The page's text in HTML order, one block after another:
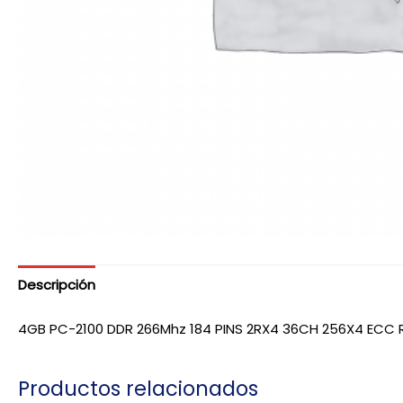
Descripción
4GB PC-2100 DDR 266Mhz 184 PINS 2RX4 36CH 256X4 ECC
Productos relacionados